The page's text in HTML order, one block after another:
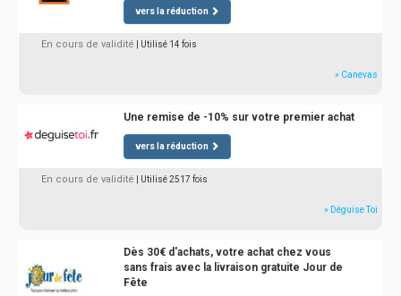
vers la réduction
En cours de validité | Utilisé 14 fois
» Canevas
Une remise de -10% sur votre premier achat
vers la réduction
En cours de validité | Utilisé 2517 fois
» Déguise Toi
Dès 30€ d'achats, votre achat chez vous
sans frais avec la livraison gratuite Jour de
Fête